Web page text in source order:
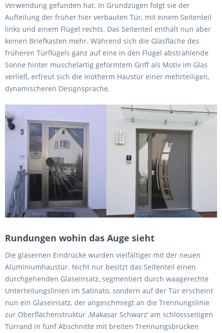
Verwendung gefunden hat. In Grundzügen folgt sie der
Aufteilung der früher hier verbauten Tür, mit einem Seitenteil
links und einem Flügel rechts. Das Seitenteil enthält nun aber
keinen Briefkasten mehr. Während sich die Glasfläche des
früheren Türflügels ganz auf eine in den Flügel abstrahlende
Sonne hinter muschelartig geformtem Griff als Motiv im Glas
verließ, erfreut sich die Inotherm Haustür einer mehrteiligen,
dynamischeren Designsprache.
Rundungen wohin das Auge sieht
Die gläsernen Eindrücke wurden vielfältiger mit der neuen
Aluminiumhaustür. Nicht nur besitzt das Seitenteil einen
durchgehenden Glaseinsatz, segmentiert durch waagerechte
Unterteilungslinien im Satinato, sondern auf der Tür erscheint
nun ein Glaseinsatz, der angeschmiegt an die Trennungslinie
zur Oberflächenstruktur ‚Makasar Schwarz‘ am schlossseitigen
Türrand in fünf Abschnitte mit breiten Trennungsbrücken